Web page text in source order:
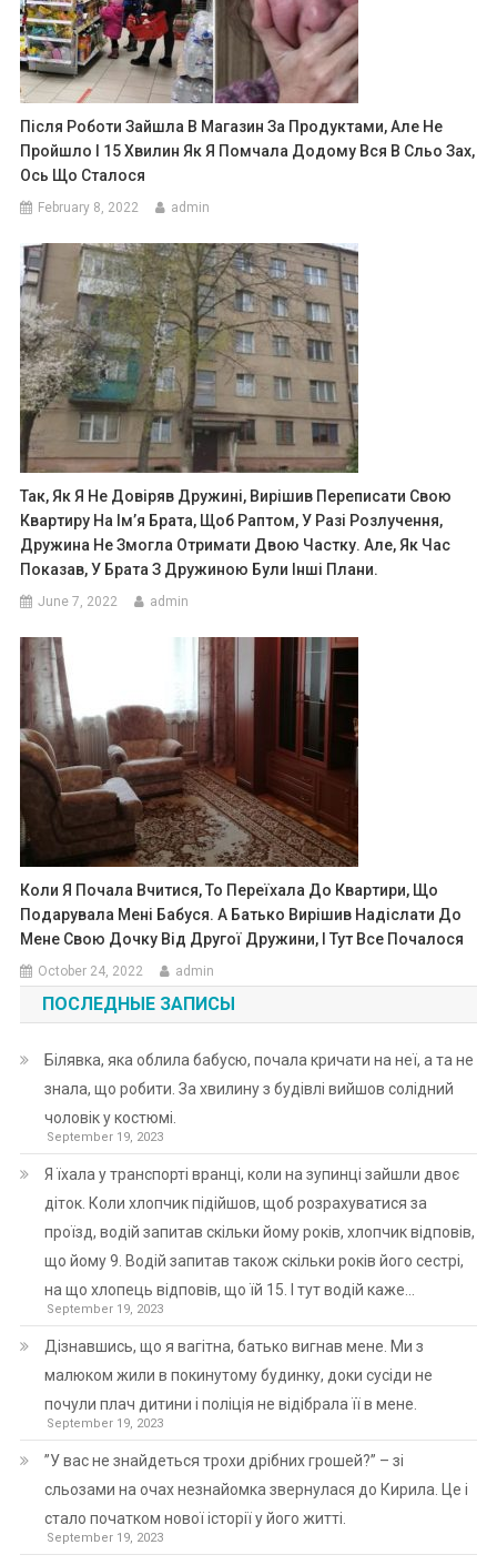
Після Роботи Зайшла В Магазин За Продуктами, Але Не
Пройшло І 15 Хвилин Як Я Помчала Додому Вся В Сльо Зах,
Ось Що Сталося
February 8, 2022 admin
Так, Як Я Не Довіряв Дружині, Вирішив Переписати Свою
Квартиру На Ім’я Брата, Щоб Раптом, У Разі Розлучення,
Дружина Не Змогла Отримати Двою Частку. Але, Як Час
Показав, У Брата З Дружиною Були Інші Плани.
June 7, 2022 admin
Коли Я Почала Вчитися, То Переїхала До Квартири, Що
Подарувала Мені Бабуся. А Батько Вирішив Надіслати До
Мене Свою Дочку Від Другої Дружини, І Тут Все Почалося
October 24, 2022 admin
ПОСЛЕДНЫЕ ЗАПИСЫ
Білявка, яка облила бабусю, почала кричати на неї, а та не
знала, що робити. За хвилину з будівлі вийшов солідний
чоловік у костюмі.
September 19, 2023
Я їхала у транспорті вранці, коли на зупинці зайшли двоє
діток. Коли хлопчик підійшов, щоб розрахуватися за
проїзд, водій запитав скільки йому років, хлопчик відповів,
що йому 9. Водій запитав також скільки років його сестрі,
на що хлопець відповів, що їй 15. І тут водій каже…
September 19, 2023
Дізнавшись, що я вагітна, батько вигнав мене. Ми з
малюком жили в покинутому будинку, доки сусіди не
почули плач дитини і поліція не відібрала її в мене.
September 19, 2023
”У вас не знайдеться трохи дрібних грошей?” – зі
сльозами на очах незнайомка звернулася до Кирила. Це і
стало початком нової історії у його житті.
September 19, 2023